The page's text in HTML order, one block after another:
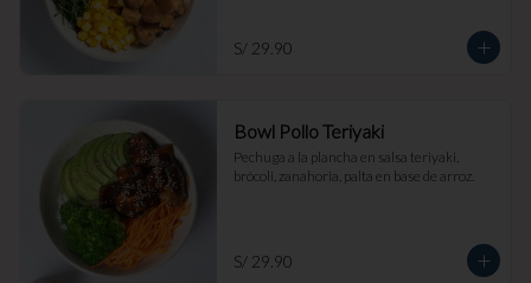
S/ 29.90
Bowl Pollo Teriyaki
Pechuga a la plancha en salsa teriyaki,
brócoli, zanahoria, palta en base de arroz.
S/ 29.90